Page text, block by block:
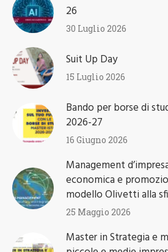
26
30 Luglio 2026
Suit Up Day
15 Luglio 2026
Bando per borse di
2026-27
16 Giugno 2026
Management
economica e
modello Olivetti alla
25 Maggio 2026
Master in Strategia e